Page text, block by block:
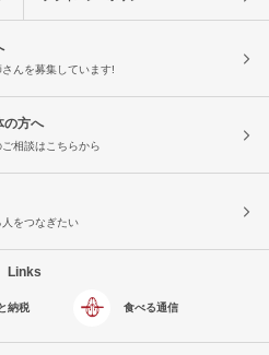
んを募集しています!
の方へ
相談はこちらから
をつなぎたい
Links
納税 食べる通信